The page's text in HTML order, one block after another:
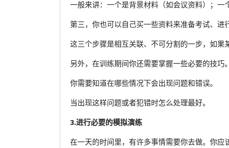
一般来讲：一个是背景材料（如会议资料）；一
第三，你也可以自己买一些资料来准备考试、进
这三个步骤是相互关联、不可分割的一步，如果
另外，在训练期间你还需要掌握一些必要的技巧。
你需要知道在哪些情况下会出现问题和错误。
当出现这样问题或者犯错时怎么处理最好。
3.进行必要的模拟演练
在一天的时间里，有许多事情需要你去做。你